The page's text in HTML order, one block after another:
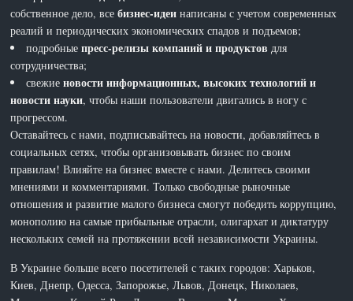
собственное дело, всебизнес-идеи написаны с учетом современных
реалий и периодических экономических спадов и подъемов;
подробныепресс-релизы компаний и продуктов для
сотрудничества;
свежиеновости информационных, высоких технологий и
новости науки, чтобы наши пользователи двигались в ногу с
прогрессом.
Оставайтесь с нами, подписывайтесь на новости, добавляйтесь в
социальных сетях, чтобы организовывать бизнес по своим
правилам! Влияйте на бизнес вместе с нами. Делитесь своими
мнениями и комментариями. Только свободные рыночные
отношения и развитие малого бизнеса смогут победить коррупцию,
монополию на самые прибыльные отрасли, олигархат и диктатуру
нескольких семей на протяжении всей независимости Украины.
В Украине больше всего посетителей с таких городов: Харьков,
Киев, Днепр, Одесса, Запорожье, Львов, Донецк, Николаев,